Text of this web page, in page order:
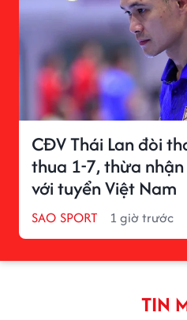
CĐV Thái Lan đòi
thua 1-7, thừa
với tuyển Việt Nam
SAO SPORT 1 giờ trước
TIN